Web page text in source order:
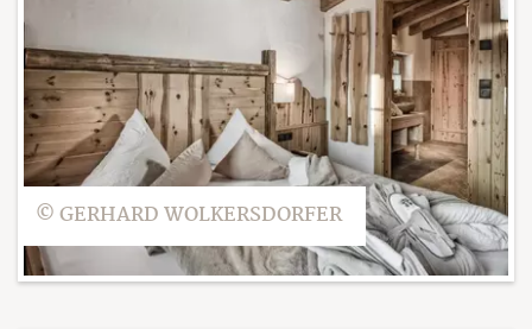
© GERHARD WOLKERSDORFER